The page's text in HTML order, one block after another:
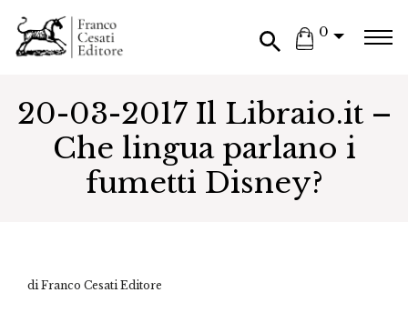
0
20-03-2017 Il Libraio.it –
Che lingua parlano i
fumetti Disney?
di Franco Cesati Editore